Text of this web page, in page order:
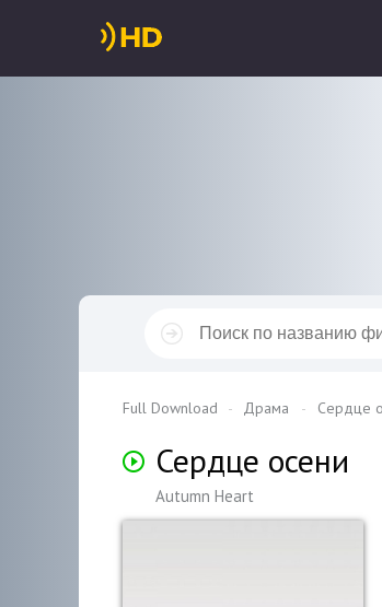
Full Download Драма Сердце
Сердце осени
Autumn Heart